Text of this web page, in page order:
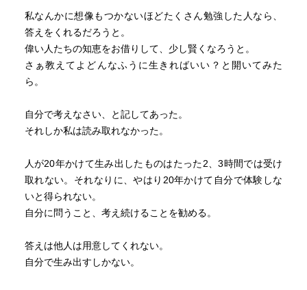
れると、まるで違うものになる。
すでに哲学に慣れ親しんだ人にとっては、あまりに初心者
向けかもしれない。
でも、もしも、「理解したかった本」「いつか読んでみた
とをおすすめする。
「時間がかかるものほど早く始めた方が良い」と、著者も
「そして、ゆっくりゆっくり続けていくことだ」と。
「途中で終わってしまっても構わない。
それでもやらないよりはずっと良い。
考えることには終わりがないのだから。
だからこそ、早く出発して自分の人生を深めた方が良
い」
私なんかに想像もつかないほどたくさん勉強した人なら、
答えをくれるだろうと。
偉い人たちの知恵をお借りして、少し賢くなろうと。
さぁ教えてよどんなふうに生きればいい？と開いてみた
ら。
自分で考えなさい、と記してあった。
それしか私は読み取れなかった。
人が20年かけて生み出したものはたった2、3時間では受け
取れない。それなりに、やはり20年かけて自分で体験しな
いと得られない。
自分に問うこと、考え続けることを勧める。
答えは他人は用意してくれない。
自分で生み出すしかない。